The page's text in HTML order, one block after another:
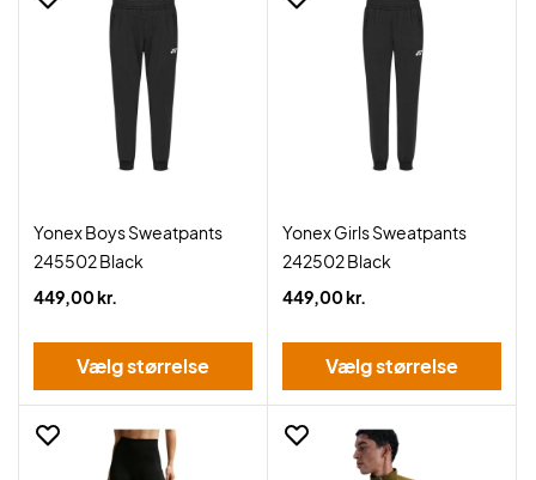
Yonex Boys Sweatpants
245502 Black
449,00 kr.
Vælg størrelse
Yonex Girls Sweatpants
242502 Black
449,00 kr.
Vælg størrelse